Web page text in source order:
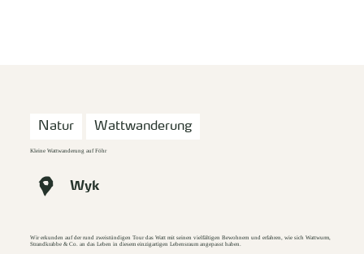
Natur Wattwanderung
Kleine Wattwanderung auf Föhr
Wyk
Wir erkunden auf der rund zweistündigen Tour das Watt mit seinen vielfältigen Bewohnern und erfahren, wie sich Wattwurm,
Strandkrabbe & Co. an das Leben in diesem einzigartigen Lebensraum angepasst haben.